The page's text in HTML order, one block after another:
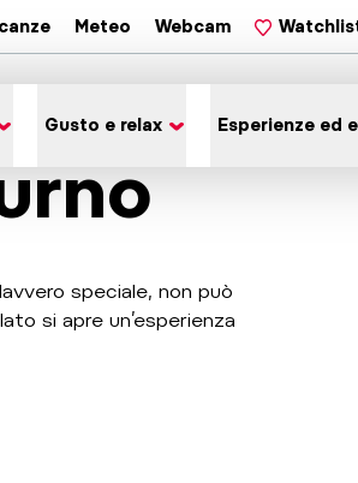
Meteo Webcam
Gusto e relax Esperienze ed
speciale, non può
si apre un’esperienza